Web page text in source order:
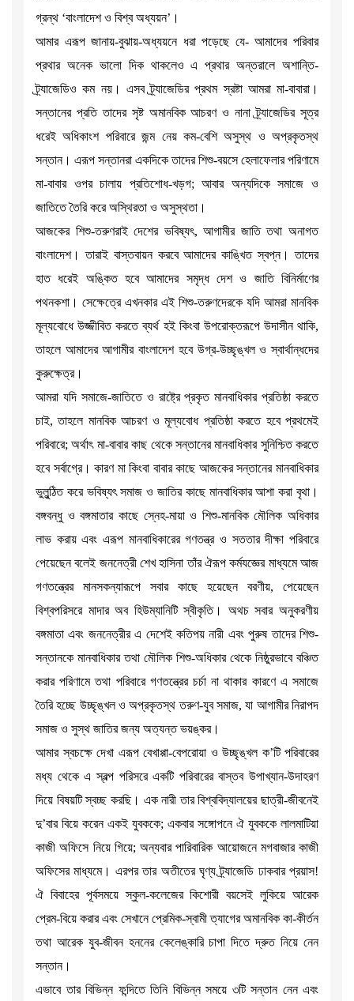
গ্রন্থ ‘বাংলাদেশ ও বিশ্ব অধ্যয়ন’।
আমার এরূপ জানায়-বুঝায়-অধ্যয়নে ধরা পড়েছে যে- আমাদের পরিবার
প্রথার অনেক ভালো দিক থাকলেও এ প্রথার অন্তরালে অশান্তি-
ট্র্যাজেডিও কম নয়। এসব ট্র্যাজেডির প্রথম স্রষ্টা আমরা মা-বাবারা।
সন্তানের প্রতি তাদের সৃষ্ট অমানবিক আচরণ ও নানা ট্র্যাজেডির সূত্র
ধরেই অধিকাংশ পরিবারে জন্ম নেয় কম-বেশি অসুস্থ ও অপ্রকৃতস্থ
সন্তান। এরূপ সন্তানরা একদিকে তাদের শিশু-বয়সে হেলাফেলার পরিণামে
মা-বাবার ওপর চালায় প্রতিশোধ-খড়গ; আবার অন্যদিকে সমাজে ও
জাতিতে তৈরি করে অস্থিরতা ও অসুস্থতা।
আজকের শিশু-তরুণরাই দেশের ভবিষ্যৎ, আগামীর জাতি তথা অনাগত
বাংলাদেশ। তারাই বাস্তবায়ন করবে আমাদের কাঙ্খিত স্বপ্ন। তাদের
হাত ধরেই অঙ্কিত হবে আমাদের সমৃদ্ধ দেশ ও জাতি বিনির্মাণের
পথনকশা। সেক্ষেত্রে এখনকার এই শিশু-তরুণদেরকে যদি আমরা মানবিক
মূল্যবোধে উজ্জীবিত করতে ব্যর্থ হই কিংবা উপরোক্তরূপে উদাসীন থাকি,
তাহলে আমাদের আগামীর বাংলাদেশ হবে উগ্র-উচ্ছৃঙ্খল ও স্বার্থান্ধদের
কুরুক্ষেত্র।
আমরা যদি সমাজে-জাতিতে ও রাষ্ট্রে প্রকৃত মানবাধিকার প্রতিষ্ঠা করতে
চাই, তাহলে মানবিক আচরণ ও মূল্যবোধ প্রতিষ্ঠা করতে হবে প্রথমেই
পরিবারে; অর্থাৎ মা-বাবার কাছ থেকে সন্তানের মানবাধিকার সুনিশ্চিত করতে
হবে সর্বাগ্রে। কারণ মা কিংবা বাবার কাছে আজকের সন্তানের মানবাধিকার
ভুলুন্ঠিত করে ভবিষ্যৎ সমাজ ও জাতির কাছে মানবাধিকার আশা করা বৃথা।
বঙ্গবন্ধু ও বঙ্গমাতার কাছে স্নেহ-মায়া ও শিশু-মানবিক মৌলিক অধিকার
লাভ করায় এবং এরূপ মানবাধিকারের গণতন্ত্র ও সততার দীক্ষা পরিবারে
পেয়েছেন বলেই জননেত্রী শেখ হাসিনা তাঁর ঐরূপ কর্মযজ্ঞের মাধ্যমে আজ
গণতন্ত্রের মানসকন্যারূপে সবার কাছে হয়েছেন বরণীয়, পেয়েছেন
বিশ্বপরিসরে মাদার অব হিউম্যানিটি স্বীকৃতি। অথচ সবার অনুকরণীয়
বঙ্গমাতা এবং জননেত্রীর এ দেশেই কতিপয় নারী এবং পুরুষ তাদের শিশু-
সন্তানকে মানবাধিকার তথা মৌলিক শিশু-অধিকার থেকে নিষ্ঠুরভাবে বঞ্চিত
করার পরিণামে তথা পরিবারে গণতন্ত্রের চর্চা না থাকার কারণে এ সমাজে
তৈরি হচ্ছে উচ্ছৃঙ্খল ও অপ্রকৃতস্থ তরুণ-যুব সমাজ, যা আগামীর নিরাপদ
সমাজ ও সুস্থ জাতির জন্য অত্যন্ত ভয়ঙ্কর।
আমার স্বচক্ষে দেখা এরূপ বেখাপ্পা-বেপরোয়া ও উচ্ছৃঙ্খল ক’টি পরিবারের
মধ্য থেকে এ স্বল্প পরিসরে একটি পরিবারের বাস্তব উপাখ্যান-উদাহরণ
দিয়ে বিষয়টি স্বচ্ছ করছি। এক নারী তার বিশ্ববিদ্যালয়ের ছাত্রী-জীবনেই
দু’বার বিয়ে করেন একই যুবককে; একবার সঙ্গোপনে ঐ যুবককে লালমাটিয়া
কাজী অফিসে নিয়ে গিয়ে; অন্যবার পারিবারিক আয়োজনে মগবাজার কাজী
অফিসের মাধ্যমে। এরপর তার অতীতের ঘৃণ্য ট্র্যাজেডি ঢাকবার প্রয়াস!
ঐ বিবাহের পূর্বসময়ে স্কুল-কলেজের কিশোরী বয়সেই লুকিয়ে আরেক
প্রেম-বিয়ে করার এবং সেখানে প্রেমিক-স্বামী ত্যাগের অমানবিক কা-কীর্তন
তথা আরেক যুব-জীবন হননের কেলেঙ্কারি চাপা দিতে দ্রুত নিয়ে নেন
সন্তান।
এভাবে তার বিভিন্ন ফন্দিতে তিনি বিভিন্ন সময়ে ৩টি সন্তান নেন এবং